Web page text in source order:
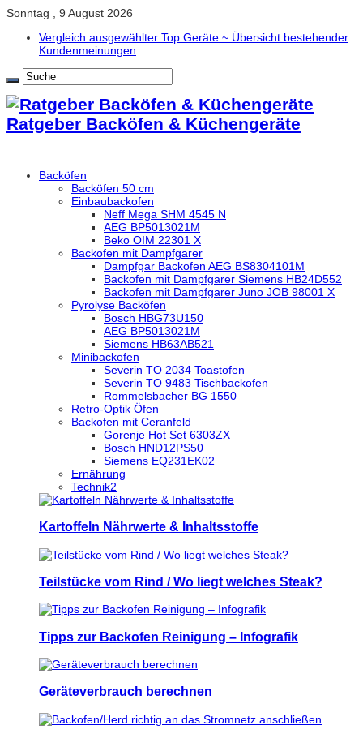
Sonntag , 9 August 2026
Vergleich ausgewählter Top Geräte ~ Übersicht bestehender
Kundenmeinungen
Ratgeber Backöfen & Küchengeräte
Backöfen
Backöfen 50 cm
Einbaubackofen
Neff Mega SHM 4545 N
AEG BP5013021M
Beko OIM 22301 X
Backofen mit Dampfgarer
Dampfgar Backofen AEG BS8304101M
Backofen mit Dampfgarer Siemens HB24D552
Backofen mit Dampfgarer Juno JOB 98001 X
Pyrolyse Backöfen
Bosch HBG73U150
AEG BP5013021M
Siemens HB63AB521
Minibackofen
Severin TO 2034 Toastofen
Severin TO 9483 Tischbackofen
Rommelsbacher BG 1550
Retro-Optik Öfen
Backofen mit Ceranfeld
Gorenje Hot Set 6303ZX
Bosch HND12PS50
Siemens EQ231EK02
Ernährung
Technik2
Kartoffeln Nährwerte & Inhaltsstoffe
Teilstücke vom Rind / Wo liegt welches Steak?
Tipps zur Backofen Reinigung – Infografik
Geräteverbrauch berechnen